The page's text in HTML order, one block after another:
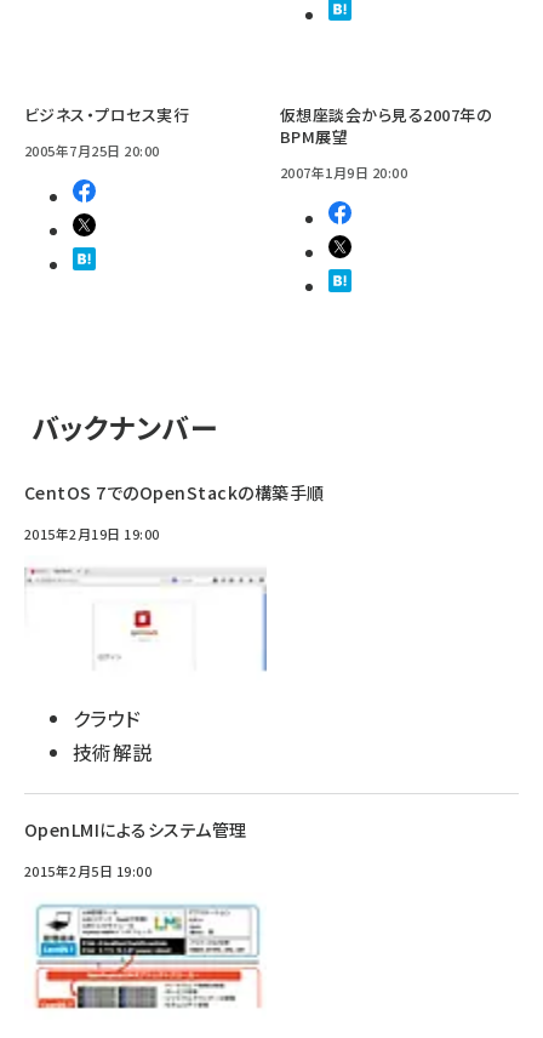
ビジネス・プロセス実行
2005年7月25日 20:00
仮想座談会から見る2007年の
BPM展望
2007年1月9日 20:00
バックナンバー
CentOS 7でのOpenStackの構築手順
2015年2月19日 19:00
クラウド
技術解説
OpenLMIによるシステム管理
2015年2月5日 19:00